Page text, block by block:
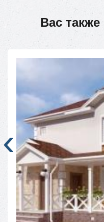
Вас также
‹